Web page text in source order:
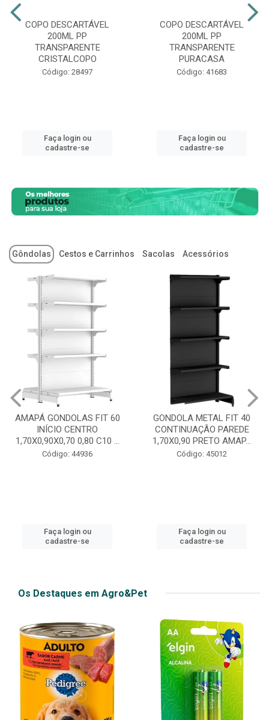
COPO DESCARTÁVEL
200ML PP
TRANSPARENTE
CRISTALCOPO
Código: 28497
Faça login ou
cadastre-se
COPO DESCARTÁVEL
200ML PP
TRANSPARENTE
PURACASA
Código: 41683
Faça login ou
cadastre-se
Gôndolas Cestos e Carrinhos Sacolas Acessórios
GONDOLA METAL FIT 40
CONTINUAÇÃO PAREDE
1,70X0,90 PRETO AMAP...
Código: 45012
Faça login ou
cadastre-se
GONDOLA METAL FIT 40
INICIO CENTRO 1,70X0,90
PRETO AMAPÁ
Código: 45013
cadastre-se
Os Destaques em Agro&Pet